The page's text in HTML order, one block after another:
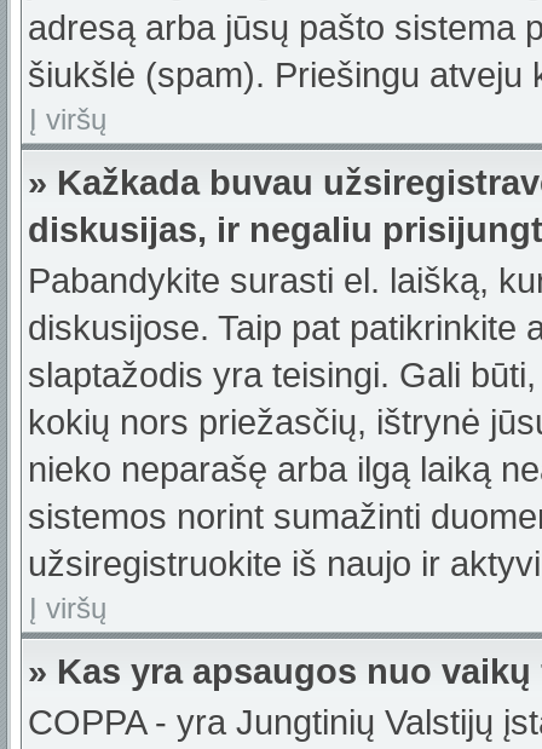
adresą arba jūsų pašto sistema
šiukšlė (spam). Priešingu atveju
Į viršų
» Kažkada buvau
diskusijas, ir negaliu
Pabandykite surasti el. laišką,
diskusijose. Taip pat patikrinkite
slaptažodis yra teisingi. Gali
kokių nors priežasčių, ištrynė
nieko neparašę arba ilgą laiką
sistemos norint sumažinti
užsiregistruokite iš naujo ir
Į viršų
» Kas yra apsaugos nuo
COPPA - yra Jungtinių Valstijų